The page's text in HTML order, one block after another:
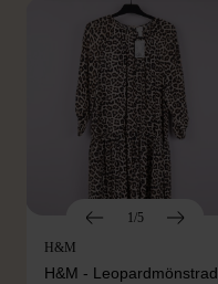
1/5
H&M
H&M - Leopardmönstrad